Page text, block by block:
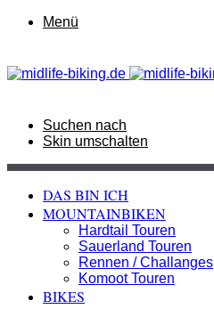
Menü
Suchen nach
Skin umschalten
DAS BIN ICH
MOUNTAINBIKEN
Hardtail Touren
Sauerland Touren
Rennen / Challanges
Komoot Touren
BIKES